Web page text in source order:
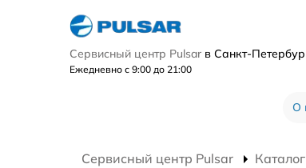
Сервисный центр Pulsar в Санкт-
Ежедневно с 9:00 до 21:00
О
Сервисный центр Pulsar